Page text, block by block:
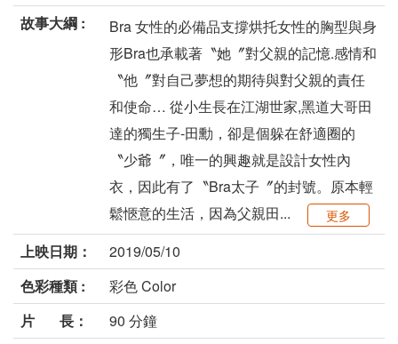
故事大綱 :
Bra 女性的必備品支撐烘托女性的胸型與身
形Bra也承載著〝她〞對父親的記憶.感情和
〝他〞對自己夢想的期待與對父親的責任
和使命… 從小生長在江湖世家,黑道大哥田
達的獨生子-田勳，卻是個躲在舒適圈的
〝少爺〞，唯一的興趣就是設計女性內
衣，因此有了〝Bra太子〞的封號。原本輕
鬆愜意的生活，因為父親田...
更多
上映日期：
2019/05/10
色彩種類 :
彩色 Color
片 長：
90 分鐘